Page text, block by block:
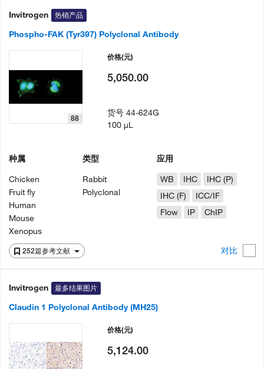
Invitrogen 热销产品
Phospho-FAK (Tyr397) Polyclonal Antibody
252篇参考文献 对比
88
种属
Chicken
Fruit fly
Human
Mouse
Xenopus
类型
Rabbit
Polyclonal
应用
WB
IHC
IHC (P)
IHC (F)
ICC/IF
Flow
IP ChIP
价格(元)
5,050.00
货号44-624G
100 µL
Invitrogen 最多结果图片
Claudin 1 Polyclonal Antibody (MH25)
价格(元)
5,124.00